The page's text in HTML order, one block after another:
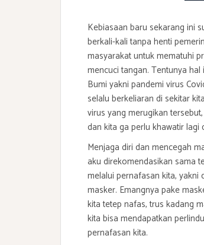
Kebiasaan baru sekarang ini
berkali-kali tanpa henti
masyarakat untuk mematuhi
mencuci tangan. Tentunya
Bumi yakni pandemi virus
selalu berkeliaran di sekitar
virus yang merugikan
dan kita ga perlu khawatir
Menjaga diri dan mencegah
aku direkomendasikan sama
melalui pernafasan kita,
masker. Emangnya pake
kita tetep nafas, trus kadang
kita bisa mendapatkan
pernafasan kita.